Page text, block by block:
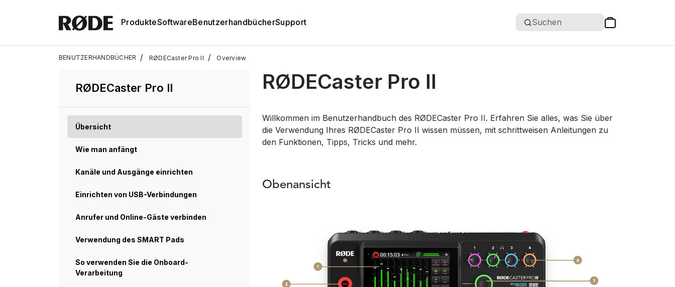
ProdukteSoftwareBenutzerhandbücherSupport Suchen
BENUTZERHANDBÜCHER / RØDECaster Pro II / Overview
RØDECaster Pro II
Übersicht
Wie man anfängt
Kanäle und Ausgänge einrichten
Einrichten von USB-Verbindungen
Anrufer und Online-Gäste verbinden
Verwendung des SMART Pads
So verwenden Sie die Onboard-
Verarbeitung
RØDECaster Pro II
Willkommen im Benutzerhandbuch des RØDECaster Pro II. Erfahren Sie alles, was Sie über
die Verwendung Ihres RØDECaster Pro II wissen müssen, mit schrittweisen Anleitungen zu
den Funktionen, Tipps, Tricks und mehr.
Obenansicht